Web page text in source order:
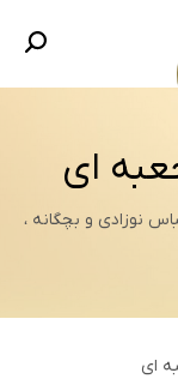
لباس نوزادی و بچگانه ،